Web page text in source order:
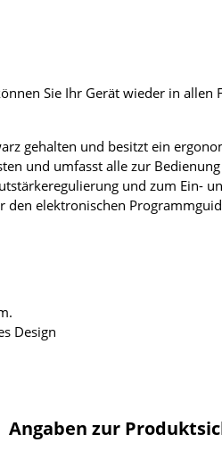
Sie Ihr Gerät wieder in allen
gehalten und besitzt ein
und umfasst alle zur
und zum Ein-
elektronischen
Design
Angaben zur